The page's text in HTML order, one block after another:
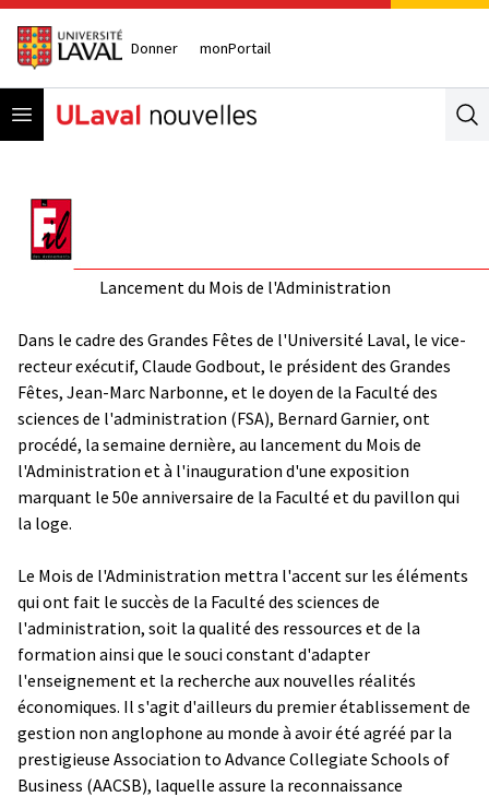
Donner monPortail
Open menu
Lancement du Mois de l'Administration
Dans le cadre des Grandes Fêtes de l'Université Laval, le vice-
recteur exécutif, Claude Godbout, le président des Grandes
Fêtes, Jean-Marc Narbonne, et le doyen de la Faculté des
sciences de l'administration (FSA), Bernard Garnier, ont
procédé, la semaine dernière, au lancement du Mois de
l'Administration et à l'inauguration d'une exposition
marquant le 50e anniversaire de la Faculté et du pavillon qui
la loge.
Le Mois de l'Administration mettra l'accent sur les éléments
qui ont fait le succès de la Faculté des sciences de
l'administration, soit la qualité des ressources et de la
formation ainsi que le souci constant d'adapter
l'enseignement et la recherche aux nouvelles réalités
économiques. Il s'agit d'ailleurs du premier établissement de
gestion non anglophone au monde à avoir été agréé par la
prestigieuse Association to Advance Collegiate Schools of
Business (AACSB), laquelle assure la reconnaissance